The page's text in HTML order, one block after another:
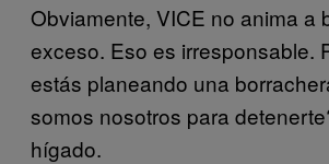
Obviamente, VICE no anima a
exceso. Eso es irresponsable.
estás planeando una
somos nosotros para
hígado.